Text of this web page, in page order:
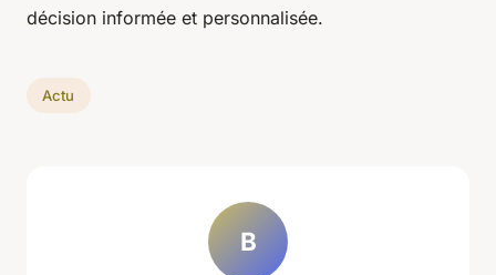
décision informée et personnalisée.
Actu
B